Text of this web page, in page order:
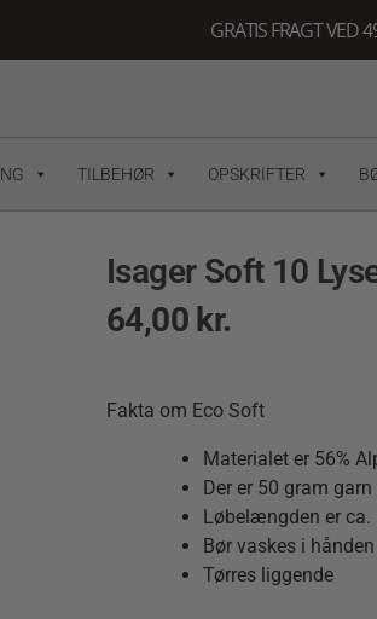
GRATIS FRAGT VED
TILBEHØR OPSKRIFTER
Isager Soft 10
64,00 kr.
Fakta om Eco Soft
Materialet er 56%
Der er 50 gram
Løbelængden er ca.
Bør vaskes i hånden
Tørres liggende